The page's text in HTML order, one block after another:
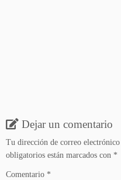
Dejar un comentario
Tu dirección de correo electrónico
obligatorios están marcados con *
Comentario *